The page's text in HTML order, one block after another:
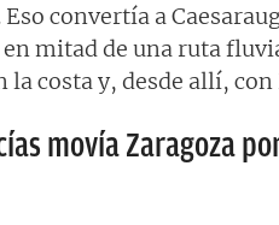
convertía a
en mitad de una ruta
la costa y, desde allí, con
movía Zaragoza